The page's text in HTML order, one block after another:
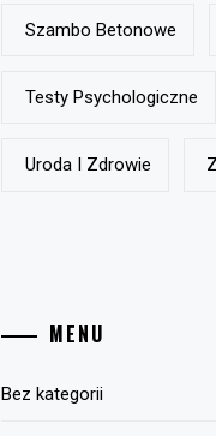
Szambo Betonowe
Testy Psychologiczne
Uroda I Zdrowie
MENU
Bez kategorii